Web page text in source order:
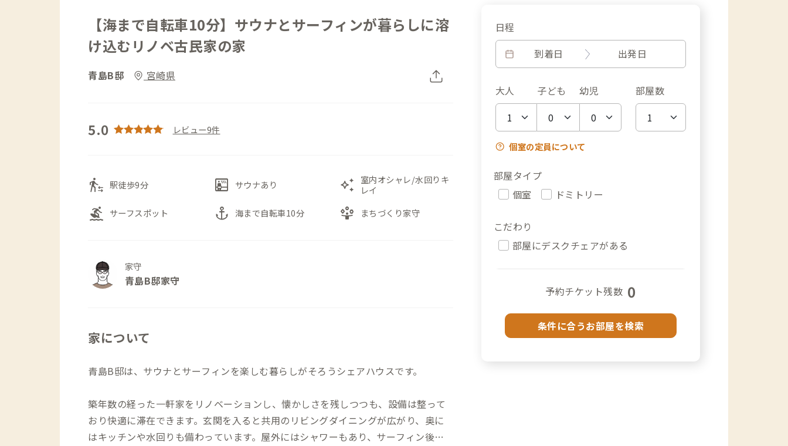
【海まで自転車10分】サウナとサーフィンが暮らしに溶
け込むリノベ古民家の家
青島B邸 宮崎県
5.0 レビュー9件
transfer_within_a_station 駅徒歩9分 sauna サウナあり auto_awesome
室内オシャレ/水回りキ
レイ
surfing サーフスポット anchor 海まで自転車10分 person_play まちづくり家守
家守
青島B邸家守
家について
青島B邸は、サウナとサーフィンを楽しむ暮らしがそろうシェアハウスです。
築年数の経った一軒家をリノベーションし、懐かしさを残しつつも、設備は整って
おり快適に滞在できます。玄関を入ると共用のリビングダイニングが広がり、奥に
はキッチンや水回りも備わっています。屋外にはシャワーもあり、サーフィン後に
日程
到着日
出発日
大人 子ども 幼児 部屋数
個室の定員について
部屋タイプ
個室
ドミトリー
こだわり
部屋にデスクチェアがある
予約チケット残数 0
条件に合うお部屋を検索